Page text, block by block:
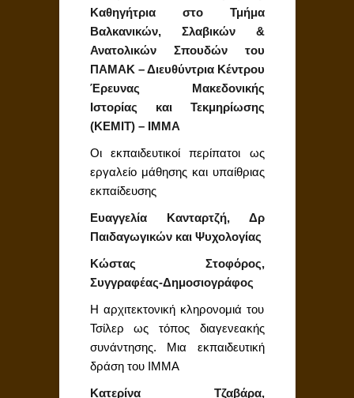
Καθηγήτρια στο
Τμήμα
Βαλκανικών, Σλαβικών &
Ανατολικών Σπουδών του
ΠΑΜΑΚ – Διευθύντρια Κέντρου
Έρευνας Μακεδονικής
Ιστορίας και Τεκμηρίωσης
(ΚΕΜΙΤ) – ΙΜΜΑ
Οι εκπαιδευτικοί περίπατοι ως
εργαλείο μάθησης και υπαίθριας
εκπαίδευσης
Ευαγγελία Κανταρτζή, Δρ
Παιδαγωγικών και Ψυχολογίας
Κώστας Στοφόρος,
Συγγραφέας-Δημοσιογράφος
Η αρχιτεκτονική κληρονομιά του
Τσίλερ ως τόπος διαγενεακής
συνάντησης. Μια εκπαιδευτική
δράση του ΙΜΜΑ
Κατερίνα Τζαβάρα,